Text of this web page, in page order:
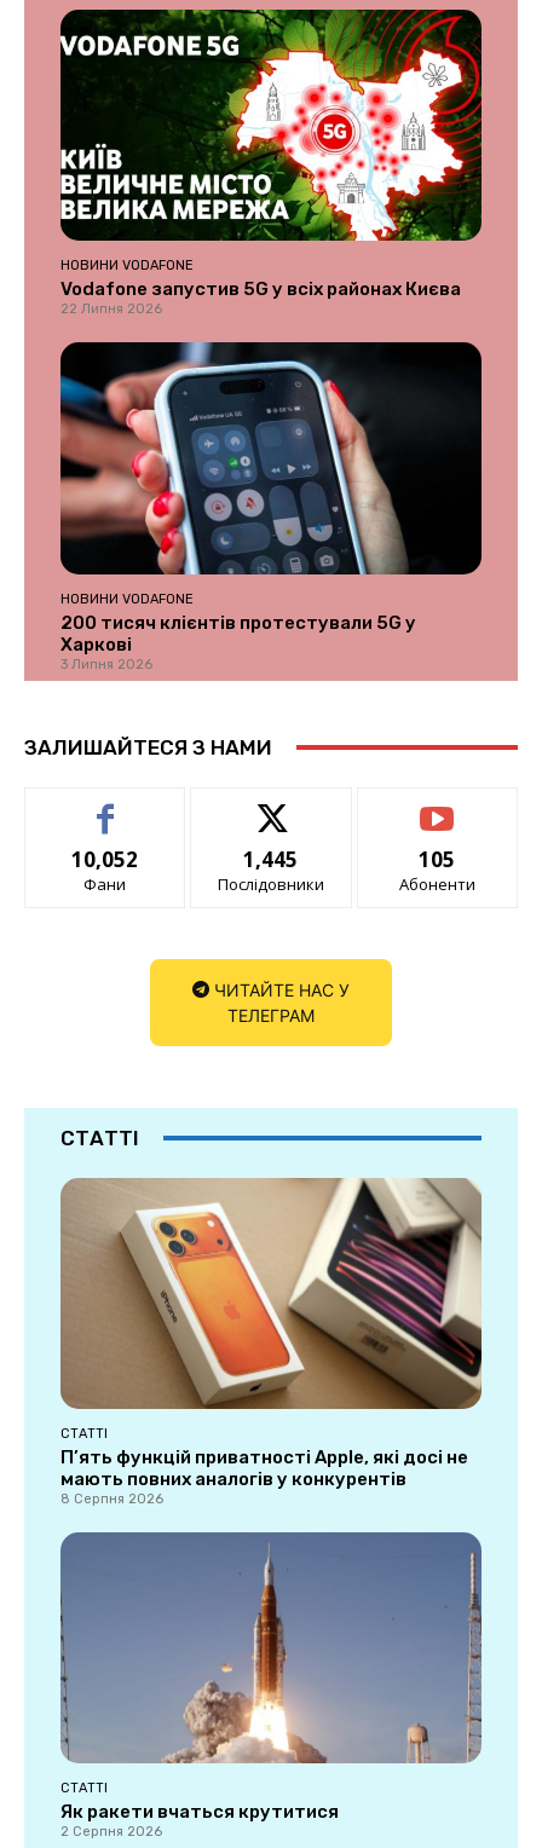
НОВИНИ VODAFONE
Vodafone запустив 5G у всіх районах Києва
22 Липня 2026
НОВИНИ VODAFONE
200 тисяч клієнтів протестували 5G у
Харкові
3 Липня 2026
ЗАЛИШАЙТЕСЯ З НАМИ
10,052
Фани
1,445
Послідовники
105
Абоненти
ЧИТАЙТЕ НАС У
ТЕЛЕГРАМ
СТАТТІ
СТАТТІ
П’ять функцій приватності Apple, які досі не
мають повних аналогів у конкурентів
8 Серпня 2026
СТАТТІ
Як ракети вчаться крутитися
2 Серпня 2026